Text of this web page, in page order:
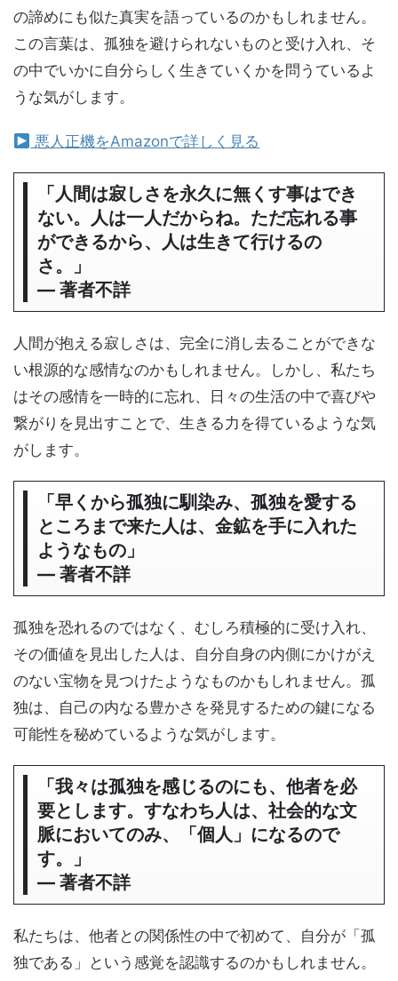
の諦めにも似た真実を語っているのかもしれません。
この言葉は、孤独を避けられないものと受け入れ、そ
の中でいかに自分らしく生きていくかを問うているよ
うな気がします。
悪人正機をAmazonで詳しく見る
「人間は寂しさを永久に無くす事はでき
ない。人は一人だからね。ただ忘れる事
ができるから、人は生きて行けるの
さ。」
― 著者不詳
人間が抱える寂しさは、完全に消し去ることができな
い根源的な感情なのかもしれません。しかし、私たち
はその感情を一時的に忘れ、日々の生活の中で喜びや
繋がりを見出すことで、生きる力を得ているような気
がします。
「早くから孤独に馴染み、孤独を愛する
ところまで来た人は、金鉱を手に入れた
ようなもの」
― 著者不詳
孤独を恐れるのではなく、むしろ積極的に受け入れ、
その価値を見出した人は、自分自身の内側にかけがえ
のない宝物を見つけたようなものかもしれません。孤
独は、自己の内なる豊かさを発見するための鍵になる
可能性を秘めているような気がします。
「我々は孤独を感じるのにも、他者を必
要とします。すなわち人は、社会的な文
脈においてのみ、「個人」になるので
す。」
― 著者不詳
私たちは、他者との関係性の中で初めて、自分が「孤
独である」という感覚を認識するのかもしれません。